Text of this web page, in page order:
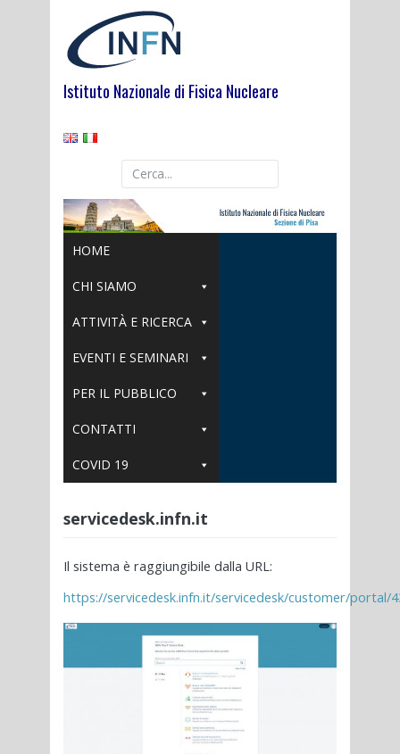
Istituto Nazionale di Fisica Nucleare
HOME
CHI SIAMO
ATTIVITÀ E RICERCA
EVENTI E SEMINARI
PER IL PUBBLICO
CONTATTI
COVID 19
servicedesk.infn.it
Il sistema è raggiungibile dalla URL:
https://servicedesk.infn.it/servicedesk/customer/portal/